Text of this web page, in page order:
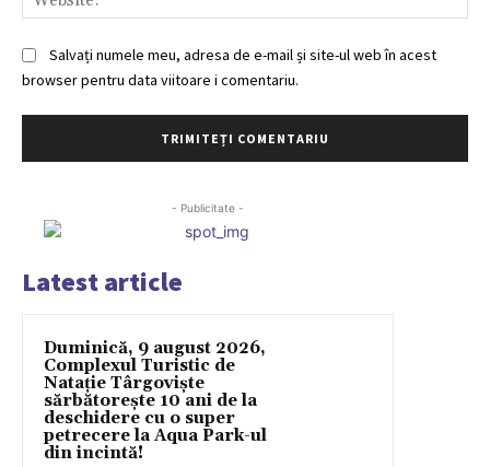
Salvați numele meu, adresa de e-mail și site-ul web în acest
browser pentru data viitoare i comentariu.
- Publicitate -
Latest article
Duminică, 9 august 2026,
Complexul Turistic de
Natație Târgoviște
sărbătorește 10 ani de la
deschidere cu o super
petrecere la Aqua Park-ul
din incintă!